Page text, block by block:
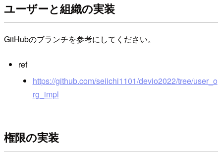
ユーザーと組織の実装
GitHubのブランチを参考にしてください。
ref
https://github.com/seiichi1101/devio2022/tree/user_o
rg_impl
権限の実装